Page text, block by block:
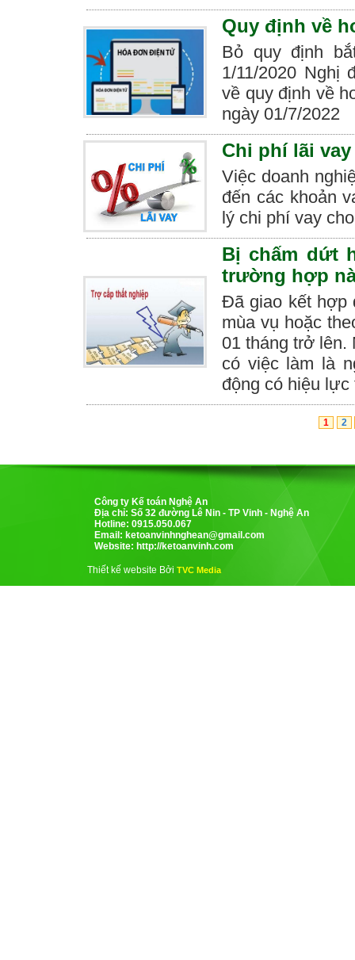
Quy định về
Bỏ quy định
1/11/2020 Nghị
về quy định về
ngày 01/7/2022
Chi phí lãi
Việc doanh
đến các khoản
lý chi phí vay
Bị chấm dứt
trường hợp
Đã giao kết hợp
mùa vụ hoặc
01 tháng trở
có việc làm là
động có hiệu lực
1 2
Công ty Kế toán Nghệ An
Địa chỉ: Số 32 đường Lê Nin - TP Vinh - Nghệ An
Hotline: 0915.050.067
Email: ketoanvinhnghean@gmail.com
Website: http://ketoanvinh.com
Thiết kế website Bởi TVC Media